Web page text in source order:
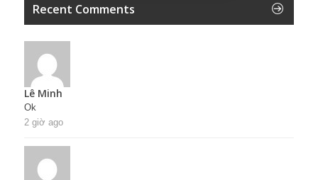
Recent Comments
Lê Minh
Ok
2 giờ ago